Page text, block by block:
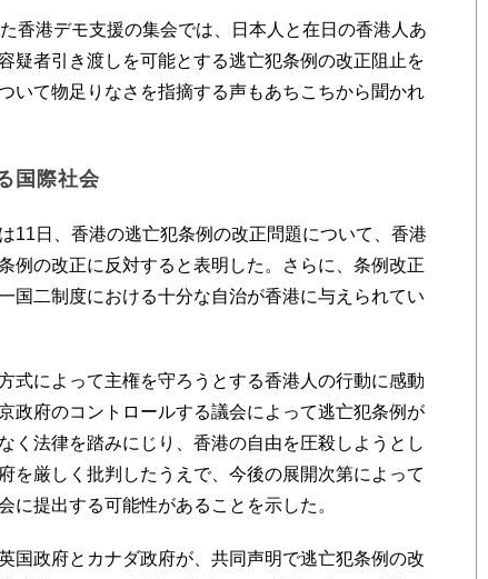
香港デモ支援の集会では、日本人と在日の香港人あ
疑者引き渡しを可能とする逃亡犯条例の改正阻止を
いて物足りなさを指摘する声もあちこちから聞かれ
国際社会
11日、香港の逃亡犯条例の改正問題について、香港
例の改正に反対すると表明した。さらに、条例改正
国二制度における十分な自治が香港に与えられてい
式によって主権を守ろうとする香港人の行動に感動
政府のコントロールする議会によって逃亡犯条例が
く法律を踏みにじり、香港の自由を圧殺しようとし
を厳しく批判したうえで、今後の展開次第によって
に提出する可能性があることを示した。
国政府とカナダ政府が、共同声明で逃亡犯条例の改